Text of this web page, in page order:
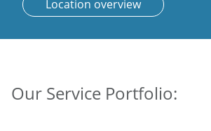
Location overview
Our Service Portfolio: